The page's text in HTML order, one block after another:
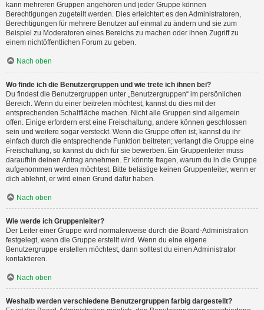
kann mehreren Gruppen angehören und jeder Gruppe können
Berechtigungen zugeteilt werden. Dies erleichtert es den Administratoren,
Berechtigungen für mehrere Benutzer auf einmal zu ändern und sie zum
Beispiel zu Moderatoren eines Bereichs zu machen oder ihnen Zugriff zu
einem nichtöffentlichen Forum zu geben.
Nach oben
Wo finde ich die Benutzergruppen und wie trete ich ihnen bei?
Du findest die Benutzergruppen unter „Benutzergruppen“ im persönlichen
Bereich. Wenn du einer beitreten möchtest, kannst du dies mit der
entsprechenden Schaltfläche machen. Nicht alle Gruppen sind allgemein
offen. Einige erfordern erst eine Freischaltung, andere können geschlossen
sein und weitere sogar versteckt. Wenn die Gruppe offen ist, kannst du ihr
einfach durch die entsprechende Funktion beitreten; verlangt die Gruppe eine
Freischaltung, so kannst du dich für sie bewerben. Ein Gruppenleiter muss
daraufhin deinen Antrag annehmen. Er könnte fragen, warum du in die Gruppe
aufgenommen werden möchtest. Bitte belästige keinen Gruppenleiter, wenn er
dich ablehnt, er wird einen Grund dafür haben.
Nach oben
Wie werde ich Gruppenleiter?
Der Leiter einer Gruppe wird normalerweise durch die Board-Administration
festgelegt, wenn die Gruppe erstellt wird. Wenn du eine eigene
Benutzergruppe erstellen möchtest, dann solltest du einen Administrator
kontaktieren.
Nach oben
Weshalb werden verschiedene Benutzergruppen farbig dargestellt?